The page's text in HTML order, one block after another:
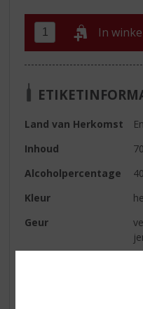
In
Land van Herkomst
Inhoud
Alcoholpercentage
Kleur
Geur